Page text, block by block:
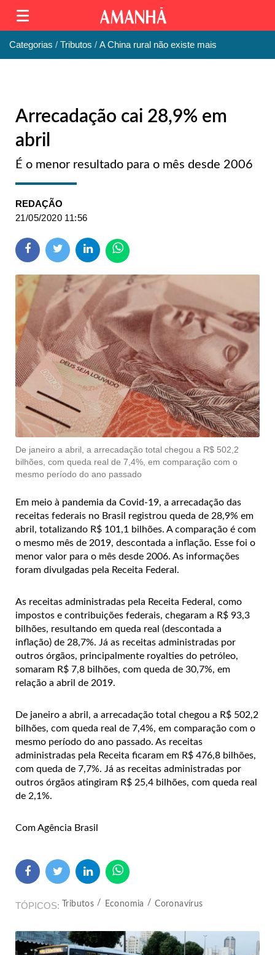
Categorias Tributos A China rural não existe mais
Arrecadação cai 28,9% em
abril
É o menor resultado para o mês desde 2006
REDAÇÃO
21/05/2020 11:56
De janeiro a abril, a arrecadação total chegou a R$ 502,2
bilhões, com queda real de 7,4%, em comparação com o
mesmo período do ano passado
Em meio à pandemia da Covid-19, a arrecadação das
receitas federais no Brasil registrou queda de 28,9% em
abril, totalizando R$ 101,1 bilhões. A comparação é com
o mesmo mês de 2019, descontada a inflação. Esse foi o
menor valor para o mês desde 2006. As informações
foram divulgadas pela Receita Federal.
As receitas administradas pela Receita Federal, como
impostos e contribuições federais, chegaram a R$ 93,3
bilhões, resultando em queda real (descontada a
inflação) de 28,7%. Já as receitas administradas por
outros órgãos, principalmente royalties do petróleo,
somaram R$ 7,8 bilhões, com queda de 30,7%, em
relação a abril de 2019.
De janeiro a abril, a arrecadação total chegou a R$ 502,2
bilhões, com queda real de 7,4%, em comparação com o
mesmo período do ano passado. As receitas
administradas pela Receita ficaram em R$ 476,8 bilhões,
com queda de 7,7%. Já as receitas administradas por
outros órgãos atingiram R$ 25,4 bilhões, com queda real
de 2,1%.
Com Agência Brasil
TÓPICOS Tributos Economia Coronavírus